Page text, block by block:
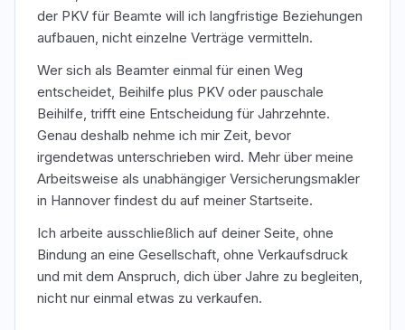
der PKV für Beamte will ich langfristige Beziehungen
aufbauen, nicht einzelne Verträge vermitteln.
Wer sich als Beamter einmal für einen Weg
entscheidet, Beihilfe plus PKV oder pauschale
Beihilfe, trifft eine Entscheidung für Jahrzehnte.
Genau deshalb nehme ich mir Zeit, bevor
irgendetwas unterschrieben wird. Mehr über meine
Arbeitsweise als unabhängiger Versicherungsmakler
in Hannover findest du auf meiner Startseite.
Ich arbeite ausschließlich auf deiner Seite, ohne
Bindung an eine Gesellschaft, ohne Verkaufsdruck
und mit dem Anspruch, dich über Jahre zu begleiten,
nicht nur einmal etwas zu verkaufen.